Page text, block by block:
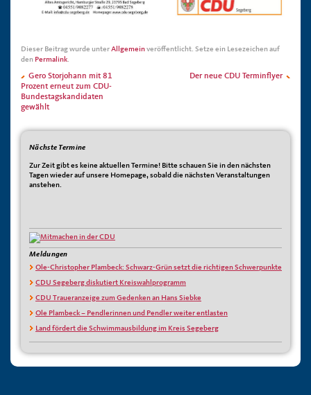
Dieser Beitrag wurde unterAllgemeinveröffentlicht. Setze ein Lesezeichen auf
den Permalink.
Gero Storjohann mit 81
Prozent erneut zum CDU-
Bundestagskandidaten
gewählt
Der neue CDU Terminflyer
Nächste Termine
Zur Zeit gibt es keine aktuellen Termine! Bitte schauen Sie in den nächsten
Tagen wieder auf unsere Homepage, sobald die nächsten Veranstaltungen
anstehen.
Meldungen
Ole-Christopher Plambeck: Schwarz-Grün setzt die richtigen Schwerpunkte
CDU Segeberg diskutiert Kreiswahlprogramm
CDU Traueranzeige zum Gedenken an Hans Siebke
Ole Plambeck – Pendlerinnen und Pendler weiter entlasten
Land fördert die Schwimmausbildung im Kreis Segeberg